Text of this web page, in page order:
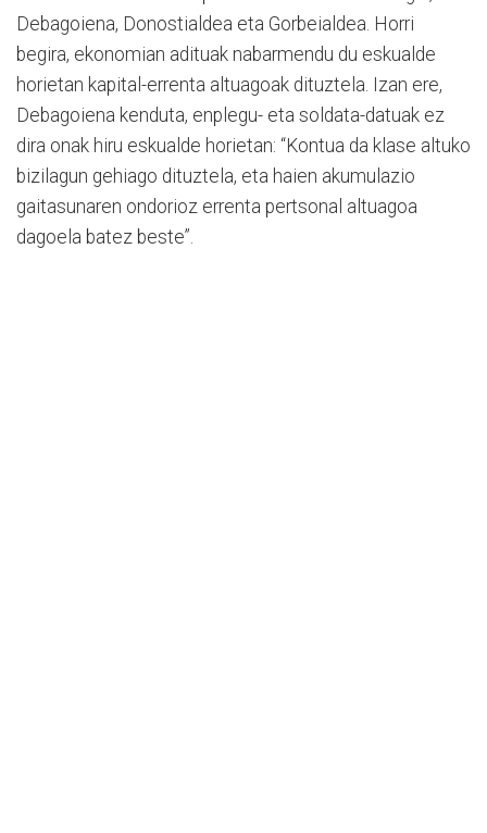
Debagoiena, Donostialdea eta Gorbeialdea. Horri
begira, ekonomian adituak nabarmendu du eskualde
horietan kapital-errenta altuagoak dituztela. Izan ere,
Debagoiena kenduta, enplegu- eta soldata-datuak ez
dira onak hiru eskualde horietan: “Kontua da klase altuko
bizilagun gehiago dituztela, eta haien akumulazio
gaitasunaren ondorioz errenta pertsonal altuagoa
dagoela batez beste”.